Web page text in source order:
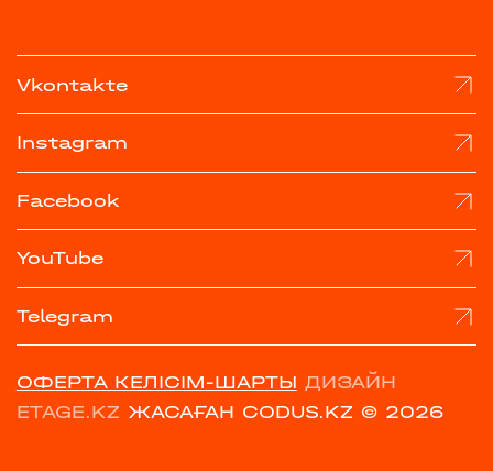
Vkontakte
Instagram
Facebook
YouTube
Telegram
ОФЕРТА КЕЛІСІМ-ШАРТЫ ДИЗАЙН
ETAGE.KZ ЖАСАҒАН CODUS.KZ © 2026